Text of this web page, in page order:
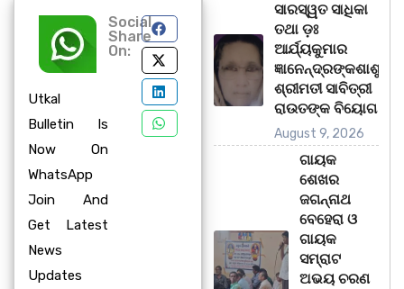
Utkal
Bulletin Is
Now On
WhatsApp
Join And
Get Latest
News
Updates
Social
Share
On:
ସାରସ୍ୱତ ସାଧିକା
ତଥା ଡ଼ଃ
ଆର୍ଯ୍ୟକୁମାର
ଜ୍ଞାନେନ୍ଦ୍ରଙ୍କଶାଶୁ
ଶ୍ରୀମତୀ ସାବିତ୍ରୀ
ରାଉତଙ୍କ ବିୟୋଗ
August 9, 2026
ଗାୟକ
ଶେଖର
ଜଗନ୍ନାଥ
ବେହେରା ଓ
ଗାୟକ
ସମ୍ରାଟ
ଅଭୟ ଚରଣ